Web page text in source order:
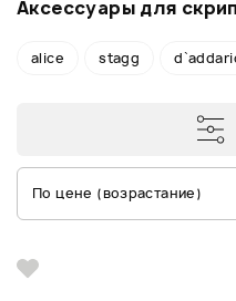
Аксессуары для
alice stagg
По цене (возрастание)